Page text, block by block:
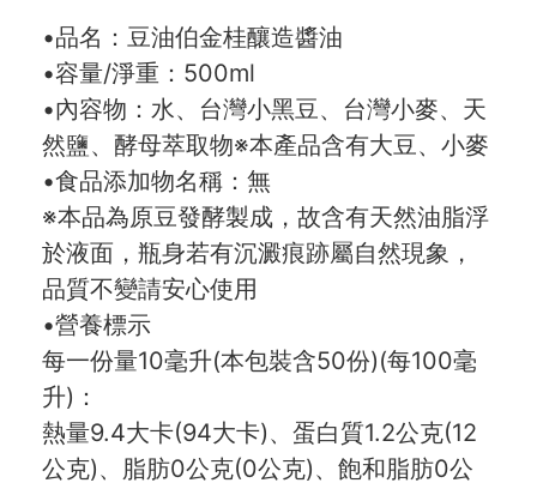
•品名：豆油伯金桂釀造醬油
•容量/淨重：500ml
•內容物：水、台灣小黑豆、台灣小麥、天
然鹽、酵母萃取物※本產品含有大豆、小麥
•食品添加物名稱：無
※本品為原豆發酵製成，故含有天然油脂浮
於液面，瓶身若有沉澱痕跡屬自然現象，
品質不變請安心使用
•營養標示
每一份量10毫升(本包裝含50份)(每100毫
升)：
熱量9.4大卡(94大卡)、蛋白質1.2公克(12
公克)、脂肪0公克(0公克)、飽和脂肪0公